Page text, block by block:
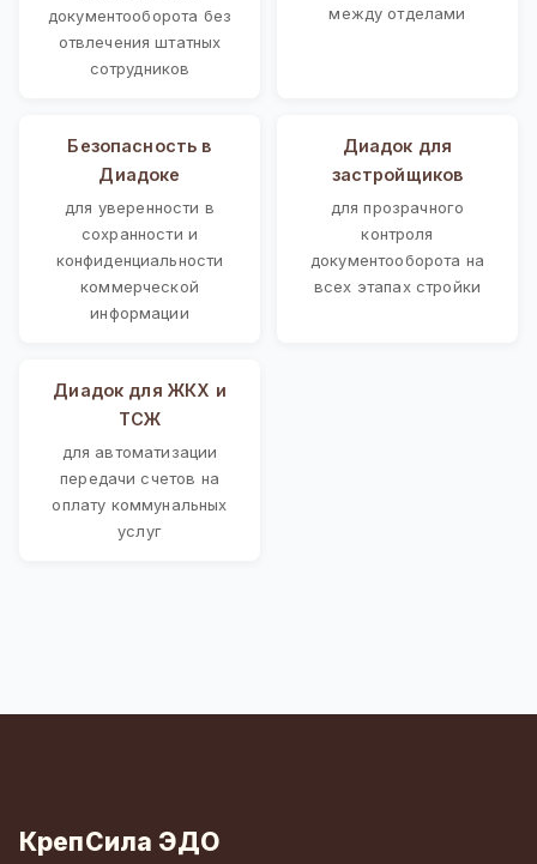
документооборота без
отвлечения штатных
сотрудников
между отделами
Безопасность в
Диадоке
для уверенности в
сохранности и
конфиденциальности
коммерческой
информации
Диадок для
застройщиков
для прозрачного
контроля
документооборота на
всех этапах стройки
Диадок для ЖКХ и
ТСЖ
для автоматизации
передачи счетов на
оплату коммунальных
услуг
КрепСила ЭДО